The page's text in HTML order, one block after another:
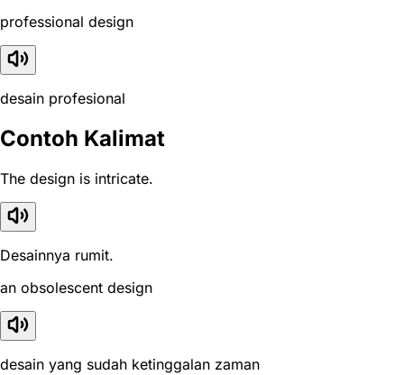
professional design
desain profesional
Contoh Kalimat
The design is intricate.
Desainnya rumit.
an obsolescent design
desain yang sudah ketinggalan zaman